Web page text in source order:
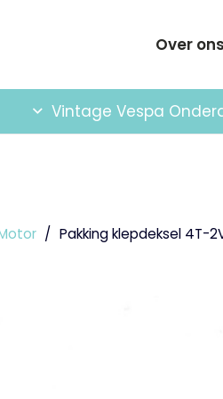
Over
Vintage Vespa
/ Pakking klepdeksel 4T-